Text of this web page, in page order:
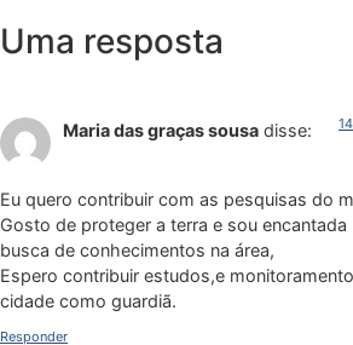
Uma resposta
Maria das graças sousa disse:
Eu quero contribuir com as pesquisas do
Gosto de proteger a terra e sou encantada
busca de conhecimentos na área,
Espero contribuir estudos,e
cidade como guardiã.
Responder